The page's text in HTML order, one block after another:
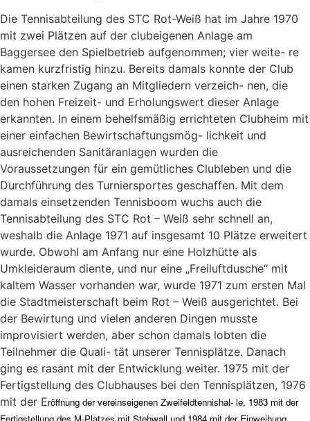
Die Tennisabteilung des STC Rot-Weiß hat im Jahre 1970
mit zwei Plätzen auf der clubeigenen Anlage am
Baggersee den Spielbetrieb aufgenommen; vier weite- re
kamen kurzfristig hinzu. Bereits damals konnte der Club
einen starken Zugang an Mitgliedern verzeich- nen, die
den hohen Freizeit- und Erholungswert dieser Anlage
erkannten. In einem behelfsmäßig errichteten Clubheim mit
einer einfachen Bewirtschaftungsmög- lichkeit und
ausreichenden Sanitäranlagen wurden die
Voraussetzungen für ein gemütliches Clubleben und die
Durchführung des Turniersportes geschaffen. Mit dem
damals einsetzenden Tennisboom wuchs auch die
Tennisabteilung des STC Rot – Weiß sehr schnell an,
weshalb die Anlage 1971 auf insgesamt 10 Plätze erweitert
wurde. Obwohl am Anfang nur eine Holzhütte als
Umkleideraum diente, und nur eine „Freiluftdusche“ mit
kaltem Wasser vorhanden war, wurde 1971 zum ersten Mal
die Stadtmeisterschaft beim Rot – Weiß ausgerichtet. Bei
der Bewirtung und vielen anderen Dingen musste
improvisiert werden, aber schon damals lobten die
Teilnehmer die Quali- tät unserer Tennisplätze. Danach
ging es rasant mit der Entwicklung weiter. 1975 mit der
Fertigstellung des Clubhauses bei den Tennisplätzen, 1976
mit der Eröffnung der vereinseigenen Zweifeldtennishal- le, 1983 mit der